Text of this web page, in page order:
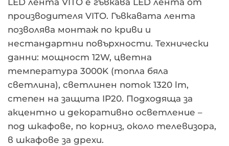
LED лента VITO е гъвкава LED лента от
производителя VITO. Гъвкавата лента
позволява монтаж по криви и
нестандартни повърхности. Технически
данни: мощност 12W, цветна
температура 3000K (топла бяла
светлина), светлинен поток 1320 lm,
степен на защита IP20. Подходяща за
акцентно и декоративно осветление –
под шкафове, по корниз, около телевизора,
в шкафове за дрехи.